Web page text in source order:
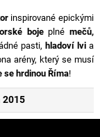
inspirované epickými
bojeplnémečů,
pasti, hladoví lvi a
arény, který se musí
se hrdinou Říma!
2015